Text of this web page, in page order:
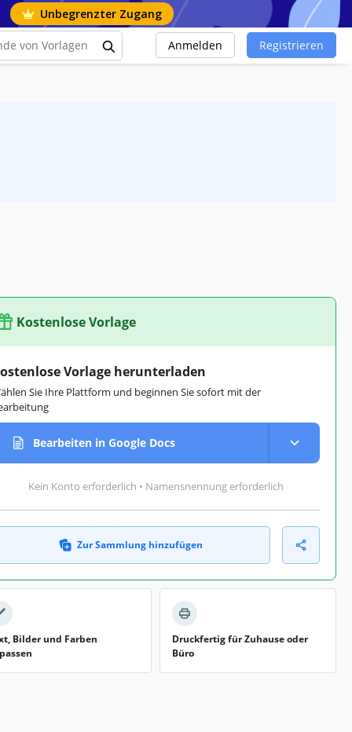
Unbegrenzter Zugang
Anmelden Registrieren
Kostenlose Vorlage
Vorlage herunterladen
Sie Ihre Plattform und beginnen Sie sofort mit der
Bearbeiten in Google Docs
Kein Konto erforderlich • Namensnennung erforderlich
Zur Sammlung hinzufügen
Bilder und Farben
Druckfertig für Zuhause oder
Büro